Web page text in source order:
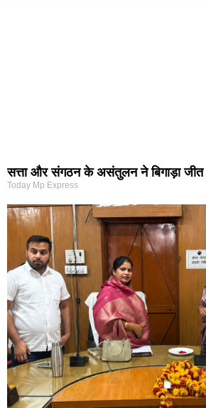
सत्ता और संगठन के असंतुलन ने बिगाड़ा जीत
Today Mp Express